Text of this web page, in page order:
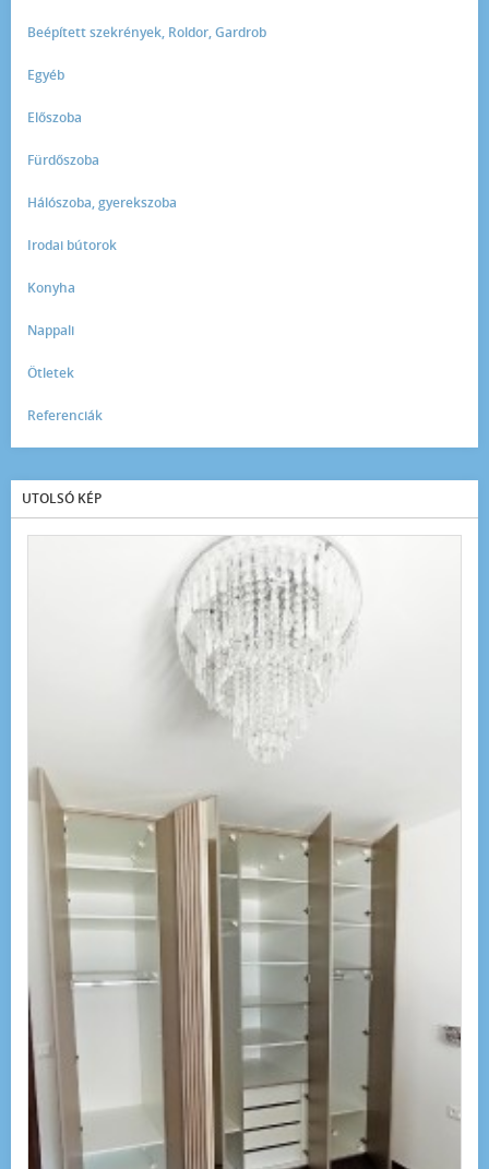
Beépített szekrények, Roldor, Gardrob
Egyéb
Előszoba
Fürdőszoba
Hálószoba, gyerekszoba
Irodai bútorok
Konyha
Nappali
Ötletek
Referenciák
UTOLSÓ KÉP